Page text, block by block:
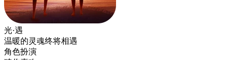
光·遇
温暖的灵魂终将相遇
角色扮演